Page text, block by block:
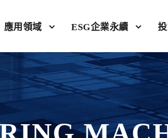
應用領域 ESG企業永續